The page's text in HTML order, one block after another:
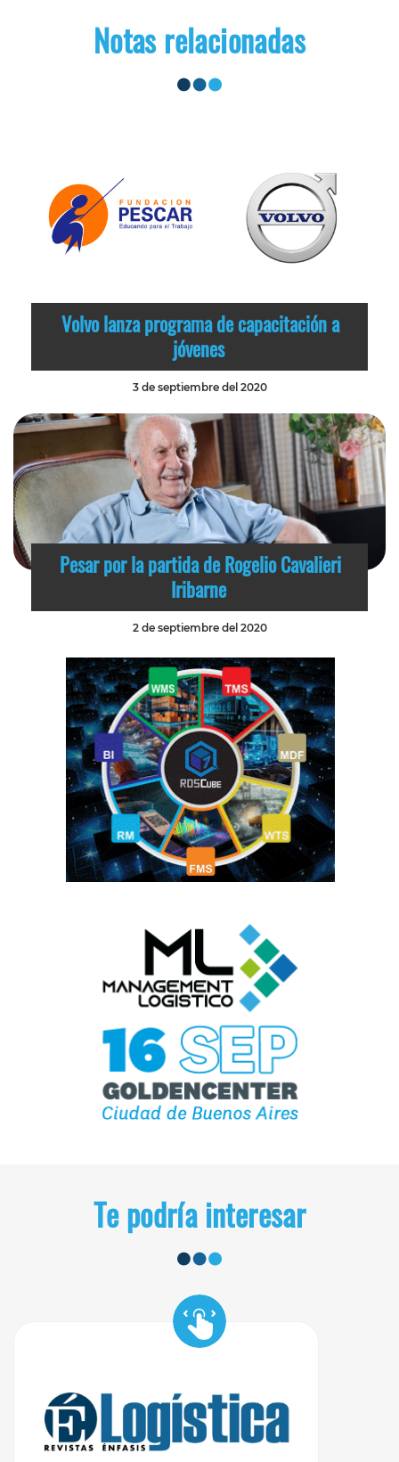
Notas relacionadas
Volvo lanza programa de capacitación a
jóvenes
3 de septiembre del 2020
Pesar por la partida de Rogelio Cavalieri
Iribarne
2 de septiembre del 2020
Te podría interesar